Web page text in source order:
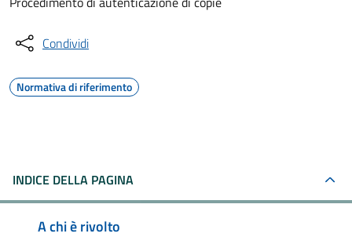
Condividi
Normativa di riferimento
INDICE DELLA PAGINA
A chi è rivolto